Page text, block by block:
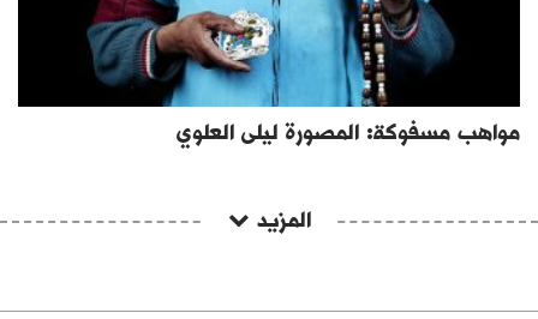
مواهب مسفوكة: المصورة ليلى العلوي
المزيد